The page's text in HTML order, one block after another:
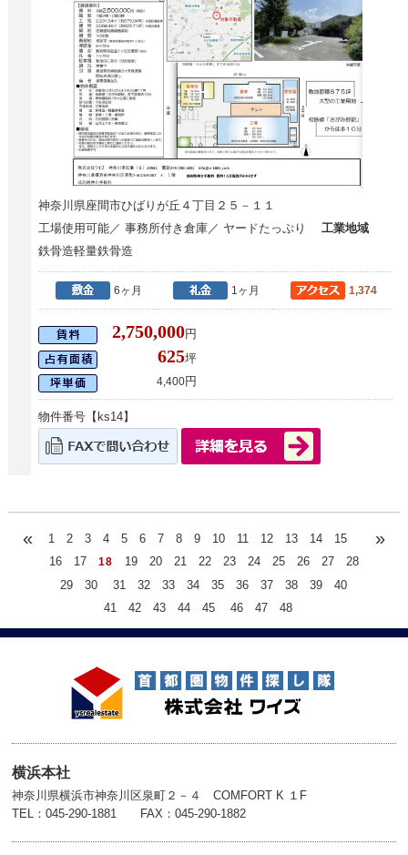
神奈川県座間市ひばりが丘４丁目２５－１１
工場使用可能／ 事務所付き倉庫／ ヤードたっぷり工業地域
鉄骨造軽量鉄骨造
6ヶ月 1ヶ月 1,374
2,750,000円
625坪
4,400円
物件番号【ks14】
« 1 2 3 4 5 6 7 8 9 10 11 12 13 14
15
16
17 18 19 20 21 22 23 24 25 26 27
28
29
30 31 32 33 34 35 36 37 38 39
40
41
42 43 44 45 46 47 48
»
横浜本社
神奈川県横浜市神奈川区泉町２－４ COMFORT K １F
TEL：045-290-1881 FAX：045-290-1882